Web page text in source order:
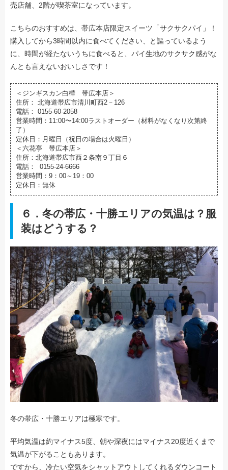
売店舗、2階が喫茶室になっています。
こちらのおすすめは、帯広本店限定スイーツ「サクサクパイ」！
購入してから3時間以内に食べてください、と謳っているよう
に、時間が経たないうちに食べると、パイ生地のサクサク感がな
んとも言えないおいしさです！
＜ジンギスカン白樺 帯広本店＞
住所： 北海道帯広市清川町西2－126
電話： 0155-60-2058
営業時間：11:00〜14:00ラストオーダー（材料がなくなり次第終
了）
定休日：月曜日（祝日の場合は火曜日）
＜六花亭 帯広本店＞
住所：北海道帯広市西２条南９丁目６
電話： 0155-24-6666
営業時間：9：00～19：00
定休日：無休
６．冬の帯広・十勝エリアの気温は？服
装はどうする？
冬の帯広・十勝エリアは極寒です。
平均気温は約マイナス5度、朝や深夜にはマイナス20度近くまで
気温が下がることもあります。
ですから、冷たい空気をシャットアウトしてくれるダウンコート